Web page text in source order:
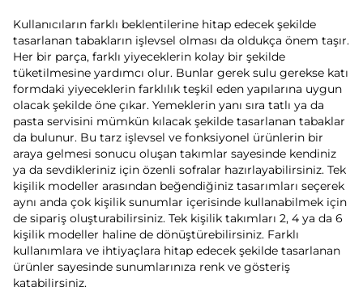
Kullanıcıların farklı beklentilerine hitap edecek şekilde
tasarlanan tabakların işlevsel olması da oldukça önem taşır.
Her bir parça, farklı yiyeceklerin kolay bir şekilde
tüketilmesine yardımcı olur. Bunlar gerek sulu gerekse katı
formdaki yiyeceklerin farklılık teşkil eden yapılarına uygun
olacak şekilde öne çıkar. Yemeklerin yanı sıra tatlı ya da
pasta servisini mümkün kılacak şekilde tasarlanan tabaklar
da bulunur. Bu tarz işlevsel ve fonksiyonel ürünlerin bir
araya gelmesi sonucu oluşan takımlar sayesinde kendiniz
ya da sevdikleriniz için özenli sofralar hazırlayabilirsiniz. Tek
kişilik modeller arasından beğendiğiniz tasarımları seçerek
aynı anda çok kişilik sunumlar içerisinde kullanabilmek için
de sipariş oluşturabilirsiniz. Tek kişilik takımları 2, 4 ya da 6
kişilik modeller haline de dönüştürebilirsiniz. Farklı
kullanımlara ve ihtiyaçlara hitap edecek şekilde tasarlanan
ürünler sayesinde sunumlarınıza renk ve gösteriş
katabilirsiniz.